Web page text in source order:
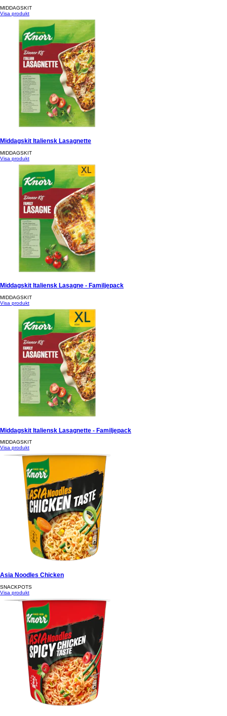
MIDDAGSKIT
Visa produkt
Middagskit Italiensk Lasagnette
MIDDAGSKIT
Visa produkt
Middagskit Italiensk Lasagne - Familjepack
MIDDAGSKIT
Visa produkt
Middagskit Italiensk Lasagnette - Familjepack
MIDDAGSKIT
Visa produkt
Asia Noodles Chicken
SNACKPOTS
Visa produkt